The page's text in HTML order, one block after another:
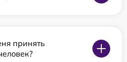
принять